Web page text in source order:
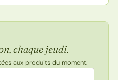
chaque jeudi.
aux produits du moment.